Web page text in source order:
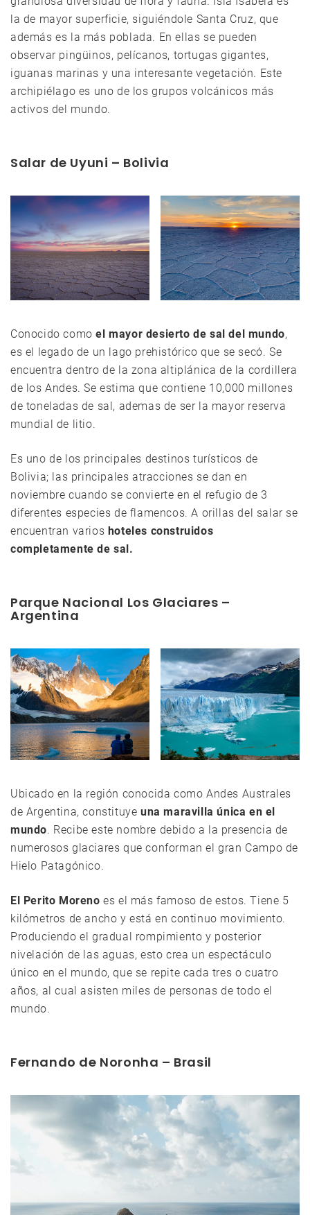
la de mayor superficie, siguiéndole Santa Cruz, que
además es la más poblada. En ellas se pueden
observar pingüinos, pelícanos, tortugas gigantes,
iguanas marinas y una interesante vegetación. Este
archipiélago es uno de los grupos volcánicos más
activos del mundo.
Salar de Uyuni – Bolivia
Conocido comoel mayor desierto de sal del mundo,
es el legado de un lago prehistórico que se secó. Se
encuentra dentro de la zona altiplánica de la cordillera
de los Andes. Se estima que contiene 10,000 millones
de toneladas de sal, ademas de ser la mayor reserva
mundial de litio.
Es uno de los principales destinos turísticos de
Bolivia; las principales atracciones se dan en
noviembre cuando se convierte en el refugio de 3
diferentes especies de flamencos. A orillas del salar se
encuentran varios hoteles construidos
completamente de sal.
Parque Nacional Los Glaciares –
Argentina
Ubicado en la región conocida como Andes Australes
de Argentina, constituyeuna maravilla única en el
mundo. Recibe este nombre debido a la presencia de
numerosos glaciares que conforman el gran Campo de
Hielo Patagónico.
El Perito Moreno es el más famoso de estos. Tiene 5
kilómetros de ancho y está en continuo movimiento.
Produciendo el gradual rompimiento y posterior
nivelación de las aguas, esto crea un espectáculo
único en el mundo, que se repite cada tres o cuatro
años, al cual asisten miles de personas de todo el
mundo.
Fernando de Noronha – Brasil